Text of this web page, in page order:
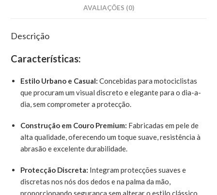
AVALIAÇÕES (0)
Descrição
Características:
Estilo Urbano e Casual: Concebidas para motociclistas
que procuram um visual discreto e elegante para o dia-a-
dia, sem comprometer a protecção.
Construção em Couro Premium: Fabricadas em pele de
alta qualidade, oferecendo um toque suave, resistência à
abrasão e excelente durabilidade.
Protecção Discreta: Integram protecções suaves e
discretas nos nós dos dedos e na palma da mão,
proporcionando segurança sem alterar o estilo clássico